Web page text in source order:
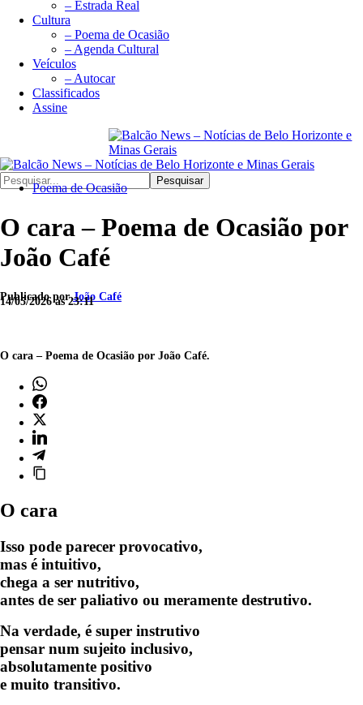
– Estrada Real
Cultura
– Poema de Ocasião
– Agenda Cultural
Veículos
– Autocar
Classificados
Assine
Pesquisar
Poema de Ocasião
O cara – Poema de Ocasião por
João Café
Publicado porJoão Café
14/05/2026 às 23:11
O cara – Poema de Ocasião por João Café.
O cara
Isso pode parecer provocativo,
mas é intuitivo,
chega a ser nutritivo,
antes de ser paliativo ou meramente destrutivo.
Na verdade, é super instrutivo
pensar num sujeito inclusivo,
absolutamente positivo
e muito transitivo.